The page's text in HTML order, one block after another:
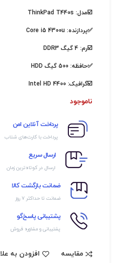
☑️مدل: ThinkPad T440s
✅پردازنده: Core i5 4300u
☑️رم: 4 گیگ DDR3
✅حافظه: 500 گیگ HDD
☑️گرافیک: Intel HD 4400
ناموجود
پرداخت آنلاین امن
پرداخت با کارت‌های شتاب
ارسال سریع
ارسال در کوتاه‌ترین زمان
ضمانت بازگشت کالا
ضمانت تا حداکثر ۷ روز
پشتیبانی پاسخ‌گو
پشتیبانی و مشاوره فروش
مقایسه افزودن به